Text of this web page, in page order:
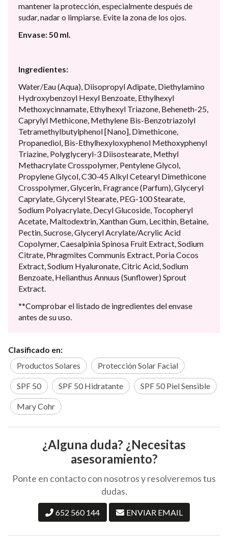
mantener la protección, especialmente después de
sudar, nadar o limpiarse. Evite la zona de los ojos.
Envase: 50 ml.
Ingredientes:
Water/Eau (Aqua), Diisopropyl Adipate, Diethylamino
Hydroxybenzoyl Hexyl Benzoate, Ethylhexyl
Methoxycinnamate, Ethylhexyl Triazone, Beheneth-25,
Caprylyl Methicone, Methylene Bis-Benzotriazolyl
Tetramethylbutylphenol [Nano], Dimethicone,
Propanediol, Bis-Ethylhexyloxyphenol Methoxyphenyl
Triazine, Polyglyceryl-3 Diisostearate, Methyl
Methacrylate Crosspolymer, Pentylene Glycol,
Propylene Glycol, C30-45 Alkyl Cetearyl Dimethicone
Crosspolymer, Glycerin, Fragrance (Parfum), Glyceryl
Caprylate, Glyceryl Stearate, PEG-100 Stearate,
Sodium Polyacrylate, Decyl Glucoside, Tocopheryl
Acetate, Maltodextrin, Xanthan Gum, Lecithin, Betaine,
Pectin, Sucrose, Glyceryl Acrylate/Acrylic Acid
Copolymer, Caesalpinia Spinosa Fruit Extract, Sodium
Citrate, Phragmites Communis Extract, Poria Cocos
Extract, Sodium Hyaluronate, Citric Acid, Sodium
Benzoate, Helianthus Annuus (Sunflower) Sprout
Extract.
**Comprobar el listado de ingredientes del envase
antes de su uso.
Clasificado en:
Productos Solares
Protección Solar Facial
SPF 50 SPF 50 Hidratante SPF 50 Piel Sensible
Mary Cohr
¿Alguna duda? ¿Necesitas
asesoramiento?
Ponte en contacto con nosotros y resolveremos tus
dudas.
652 560 144 ENVIAR EMAIL